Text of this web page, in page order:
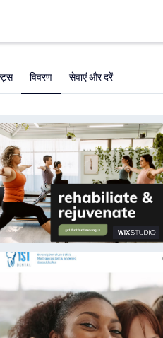
विवरण सेवाएं और दरें
Perth